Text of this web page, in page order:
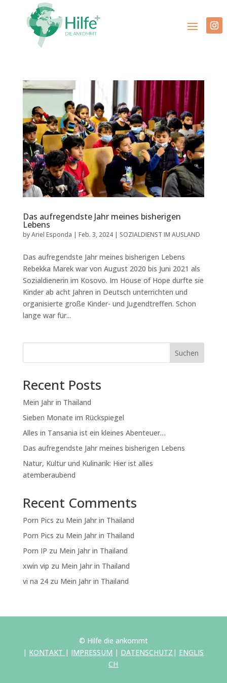
Das aufregendste Jahr meines bisherigen
Lebens
byAriel Esponda | Feb. 3, 2024| SOZIALDIENST IM AUSLAND
Das aufregendste Jahr meines bisherigen Lebens
Rebekka Marek war von August 2020 bis Juni 2021 als
Sozialdienerin im Kosovo. Im House of Hope durfte sie
Kinder ab acht Jahren in Deutsch unterrichten und
organisierte große Kinder- und Jugendtreffen. Schon
lange war für...
Suchen
Recent Posts
Mein Jahr in Thailand
Sieben Monate im Rückspiegel
Alles in Tansania ist ein kleines Abenteuer…
Das aufregendste Jahr meines bisherigen Lebens
Natur, Kultur und Kulinarik: Hier ist alles
atemberaubend
Recent Comments
Porn Pics zu Mein Jahr in Thailand
Porn Pics zu Mein Jahr in Thailand
Porn IP zu Mein Jahr in Thailand
xwin vip zu Mein Jahr in Thailand
vi na 24zu Mein Jahr in Thailand
© Hilfe die ankommt
| KONTAKT | IMPRESSUM | DATENSCHUTZ | ENGLIS
CH